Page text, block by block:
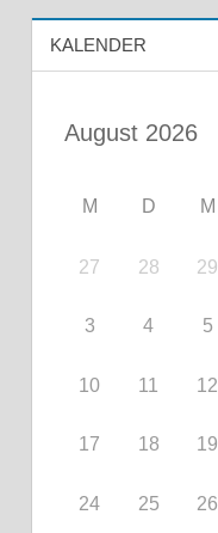
KALENDER
M D M
27 28 29
3 4 5
10 11 12
17 18 19
24 25 26